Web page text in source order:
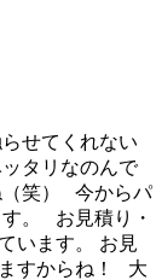
せてくれない
タリなのんで
（笑） 今からパ
。 お見積り・
います。 お見
すからね！ 大